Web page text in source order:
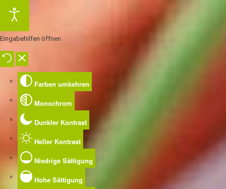
Eingabehilfen öffnen
Farben umkehren
Monochrom
Dunkler Kontrast
Heller Kontrast
Niedrige Sättigung
Hohe Sättigung